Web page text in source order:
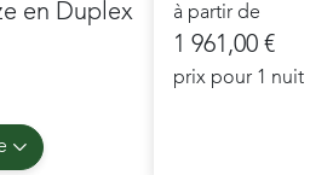
en Duplex
à partir de
1 961,00 €
prix pour 1 nuit